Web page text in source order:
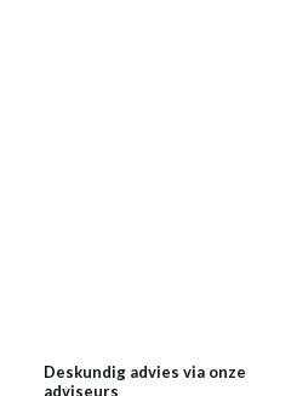
Deskundig advies via onze
adviseurs